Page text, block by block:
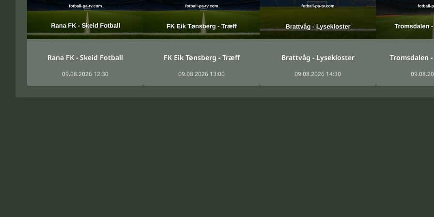
Rana FK - Skeid Fotball
09.08.2026 12:30
FK Eik Tønsberg - Træff
09.08.2026 13:00
Brattvåg - Lysekloster
09.08.2026 14:30
Tromsdalen